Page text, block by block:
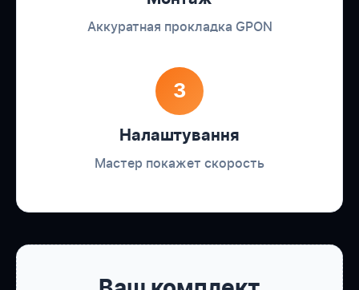
Аккуратная прокладка GPON
3
Налаштування
Мастер покажет скорость